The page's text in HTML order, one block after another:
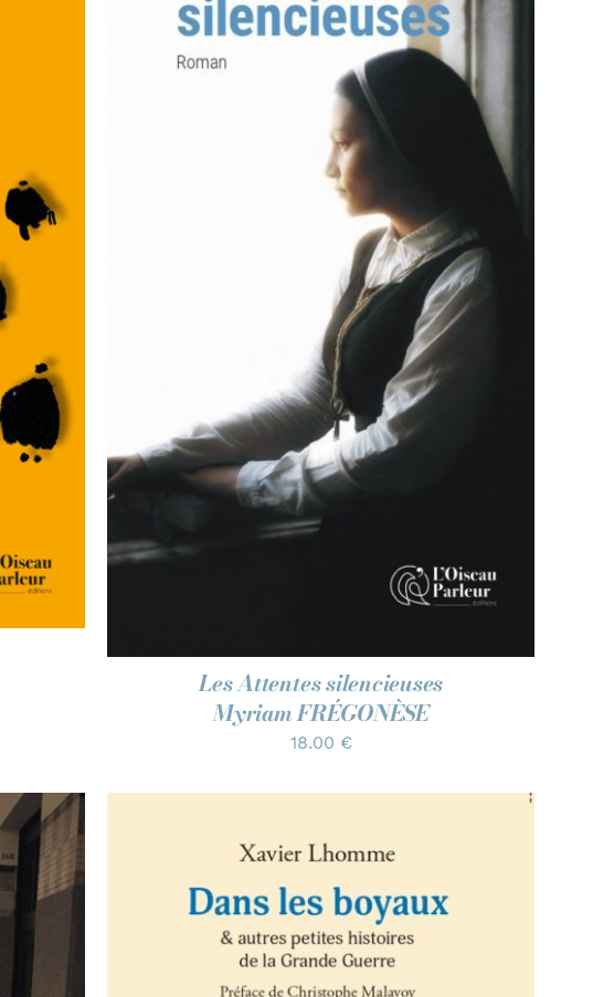
/ APERÇU
Les Attentes silencieuses
Myriam FRÉGONÈSE
18.00 €